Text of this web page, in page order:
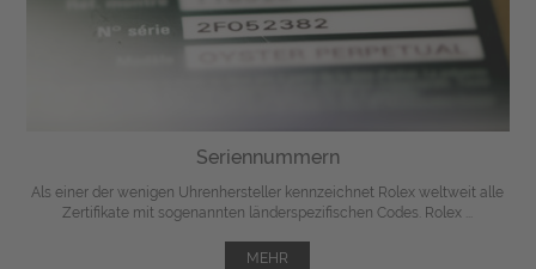
Seriennummern
Als einer der wenigen Uhrenhersteller kennzeichnet Rolex weltweit alle
Zertifikate mit sogenannten länderspezifischen Codes. Rolex ...
MEHR